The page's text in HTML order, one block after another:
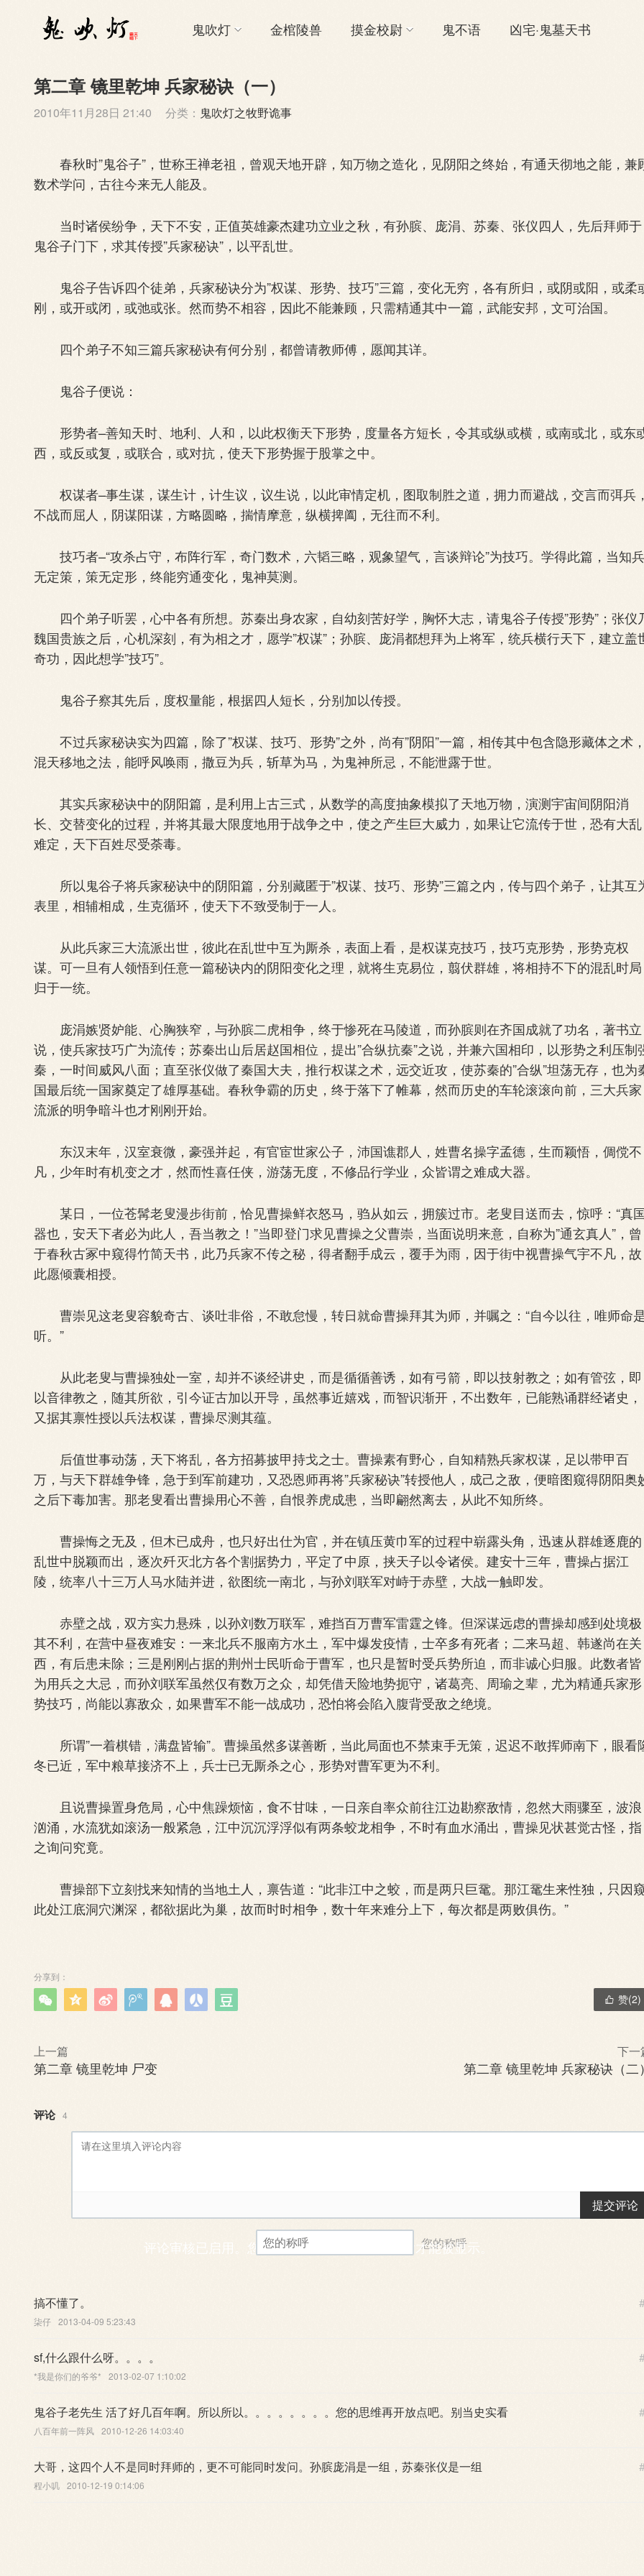
鬼吹灯 金棺陵兽 摸金校尉 鬼不语 凶宅·鬼墓天书
第二章 镜里乾坤 兵家秘诀（一）
2010年11月28日 21:40 分类： 鬼吹灯之牧野诡事
春秋时”鬼谷子”，世称王禅老祖，曾观天地开辟，知万物之造化，见阴阳之终始，有通天彻地之能，兼
数术学问，古往今来无人能及。
当时诸侯纷争，天下不安，正值英雄豪杰建功立业之秋，有孙膑、庞涓、苏秦、张仪四人，先后拜师于
鬼谷子门下，求其传授”兵家秘诀”，以平乱世。
鬼谷子告诉四个徒弟，兵家秘诀分为”权谋、形势、技巧”三篇，变化无穷，各有所归，或阴或阳，或柔
刚，或开或闭，或弛或张。然而势不相容，因此不能兼顾，只需精通其中一篇，武能安邦，文可治国。
四个弟子不知三篇兵家秘诀有何分别，都曾请教师傅，愿闻其详。
鬼谷子便说：
形势者–善知天时、地利、人和，以此权衡天下形势，度量各方短长，令其或纵或横，或南或北，或东
西，或反或复，或联合，或对抗，使天下形势握于股掌之中。
权谋者–事生谋，谋生计，计生议，议生说，以此审情定机，图取制胜之道，拥力而避战，交言而弭兵
不战而屈人，阴谋阳谋，方略圆略，揣情摩意，纵横捭阖，无往而不利。
技巧者–“攻杀占守，布阵行军，奇门数术，六韬三略，观象望气，言谈辩论”为技巧。学得此篇，当知兵
无定策，策无定形，终能穷通变化，鬼神莫测。
四个弟子听罢，心中各有所想。苏秦出身农家，自幼刻苦好学，胸怀大志，请鬼谷子传授”形势”；张仪
魏国贵族之后，心机深刻，有为相之才，愿学”权谋”；孙膑、庞涓都想拜为上将军，统兵横行天下，建立盖
奇功，因此想学”技巧”。
鬼谷子察其先后，度权量能，根据四人短长，分别加以传授。
不过兵家秘诀实为四篇，除了”权谋、技巧、形势”之外，尚有”阴阳”一篇，相传其中包含隐形藏体之术
混天移地之法，能呼风唤雨，撒豆为兵，斩草为马，为鬼神所忌，不能泄露于世。
其实兵家秘诀中的阴阳篇，是利用上古三式，从数学的高度抽象模拟了天地万物，演测宇宙间阴阳消
长、交替变化的过程，并将其最大限度地用于战争之中，使之产生巨大威力，如果让它流传于世，恐有大乱
难定，天下百姓尽受荼毒。
所以鬼谷子将兵家秘诀中的阴阳篇，分别藏匿于”权谋、技巧、形势”三篇之内，传与四个弟子，让其互
表里，相辅相成，生克循环，使天下不致受制于一人。
从此兵家三大流派出世，彼此在乱世中互为厮杀，表面上看，是权谋克技巧，技巧克形势，形势克权
谋。可一旦有人领悟到任意一篇秘诀内的阴阳变化之理，就将生克易位，翦伏群雄，将相持不下的混乱时局
归于一统。
庞涓嫉贤妒能、心胸狭窄，与孙膑二虎相争，终于惨死在马陵道，而孙膑则在齐国成就了功名，著书立
说，使兵家技巧广为流传；苏秦出山后居赵国相位，提出”合纵抗秦”之说，并兼六国相印，以形势之利压制
秦，一时间威风八面；直至张仪做了秦国大夫，推行权谋之术，远交近攻，使苏秦的”合纵”坦荡无存，也为
国最后统一国家奠定了雄厚基础。春秋争霸的历史，终于落下了帷幕，然而历史的车轮滚滚向前，三大兵家
流派的明争暗斗也才刚刚开始。
东汉末年，汉室衰微，豪强并起，有官宦世家公子，沛国谯郡人，姓曹名操字孟德，生而颖悟，倜傥不
凡，少年时有机变之才，然而性喜任侠，游荡无度，不修品行学业，众皆谓之难成大器。
某日，一位苍髯老叟漫步街前，恰见曹操鲜衣怒马，驺从如云，拥簇过市。老叟目送而去，惊呼：“真
器也，安天下者必为此人，吾当教之！”当即登门求见曹操之父曹崇，当面说明来意，自称为”通玄真人”，曾
于春秋古冢中窥得竹简天书，此乃兵家不传之秘，得者翻手成云，覆手为雨，因于街中视曹操气宇不凡，故
此愿倾囊相授。
曹崇见这老叟容貌奇古、谈吐非俗，不敢怠慢，转日就命曹操拜其为师，并嘱之：“自今以往，唯师命
听。”
从此老叟与曹操独处一室，却并不谈经讲史，而是循循善诱，如有弓箭，即以技射教之；如有管弦，即
以音律教之，随其所欲，引今证古加以开导，虽然事近嬉戏，而智识渐开，不出数年，已能熟诵群经诸史，
又据其禀性授以兵法权谋，曹操尽测其蕴。
后值世事动荡，天下将乱，各方招募披甲持戈之士。曹操素有野心，自知精熟兵家权谋，足以带甲百
万，与天下群雄争锋，急于到军前建功，又恐恩师再将”兵家秘诀”转授他人，成己之敌，便暗图窥得阴阳奥
之后下毒加害。那老叟看出曹操用心不善，自恨养虎成患，当即翩然离去，从此不知所终。
曹操悔之无及，但木已成舟，也只好出仕为官，并在镇压黄巾军的过程中崭露头角，迅速从群雄逐鹿的
乱世中脱颖而出，逐次歼灭北方各个割据势力，平定了中原，挟天子以令诸侯。建安十三年，曹操占据江
陵，统率八十三万人马水陆并进，欲图统一南北，与孙刘联军对峙于赤壁，大战一触即发。
赤壁之战，双方实力悬殊，以孙刘数万联军，难挡百万曹军雷霆之锋。但深谋远虑的曹操却感到处境极
其不利，在营中昼夜难安：一来北兵不服南方水土，军中爆发疫情，士卒多有死者；二来马超、韩遂尚在关
西，有后患未除；三是刚刚占据的荆州士民听命于曹军，也只是暂时受兵势所迫，而非诚心归服。此数者皆
为用兵之大忌，而孙刘联军虽然仅有数万之众，却凭借天险地势扼守，诸葛亮、周瑜之辈，尤为精通兵家形
势技巧，尚能以寡敌众，如果曹军不能一战成功，恐怕将会陷入腹背受敌之绝境。
所谓”一着棋错，满盘皆输”。曹操虽然多谋善断，当此局面也不禁束手无策，迟迟不敢挥师南下，眼看
冬已近，军中粮草接济不上，兵士已无厮杀之心，形势对曹军更为不利。
且说曹操置身危局，心中焦躁烦恼，食不甘味，一日亲自率众前往江边勘察敌情，忽然大雨骤至，波浪
汹涌，水流犹如滚汤一般紧急，江中沉沉浮浮似有两条蛟龙相争，不时有血水涌出，曹操见状甚觉古怪，指
之询问究竟。
曹操部下立刻找来知情的当地土人，禀告道：“此非江中之蛟，而是两只巨鼋。那江鼋生来性独，只因
此处江底洞穴渊深，都欲据此为巢，故而时时相争，数十年来难分上下，每次都是两败俱伤。”
分享到：
        赞(2)
上一篇
第二章 镜里乾坤 尸变
下一
第二章 镜里乾坤 兵家秘诀（二
评论 4
评论审核已启用。您的评论可能需要一段时间后才能被显示。
提交评论
您的称呼
搞不懂了。
柒仔 2013-04-09 5:23:43
sf,什么跟什么呀。。。。
*我是你们的爷爷* 2013-02-07 1:10:02
鬼谷子老先生 活了好几百年啊。所以所以。。。。。。。。您的思维再开放点吧。别当史实看
八百年前一阵风 2010-12-26 14:03:40
大哥，这四个人不是同时拜师的，更不可能同时发问。孙膑庞涓是一组，苏秦张仪是一组
程小叽 2010-12-19 0:14:06